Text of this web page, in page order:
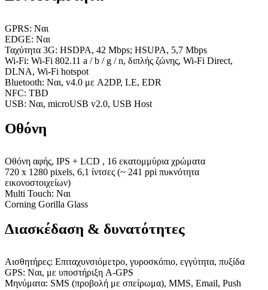
GPRS: Ναι
EDGE: Ναι
Ταχύτητα 3G: HSDPA, 42 Mbps; HSUPA, 5,7 Mbps
Wi-Fi: Wi-Fi 802.11 a / b / g / n, διπλής ζώνης, Wi-Fi Direct,
DLNA, Wi-Fi hotspot
Bluetooth: Ναι, v4.0 με A2DP, LE, EDR
NFC: TBD
USB: Ναι, microUSB v2.0, USB Host
Οθόνη
Οθόνη αφής, IPS + LCD , 16 εκατομμύρια χρώματα
720 x 1280 pixels, 6,1 ίντσες (~ 241 ppi πυκνότητα
εικονοστοιχείων)
Multi Touch: Ναι
Corning Gorilla Glass
Διασκέδαση & δυνατότητες
Αισθητήρες: Επιταχυνσιόμετρο, γυροσκόπιο, εγγύτητα, πυξίδα
GPS: Ναι, με υποστήριξη A-GPS
Μηνύματα: SMS (προβολή με σπείρωμα), MMS, Email, Push